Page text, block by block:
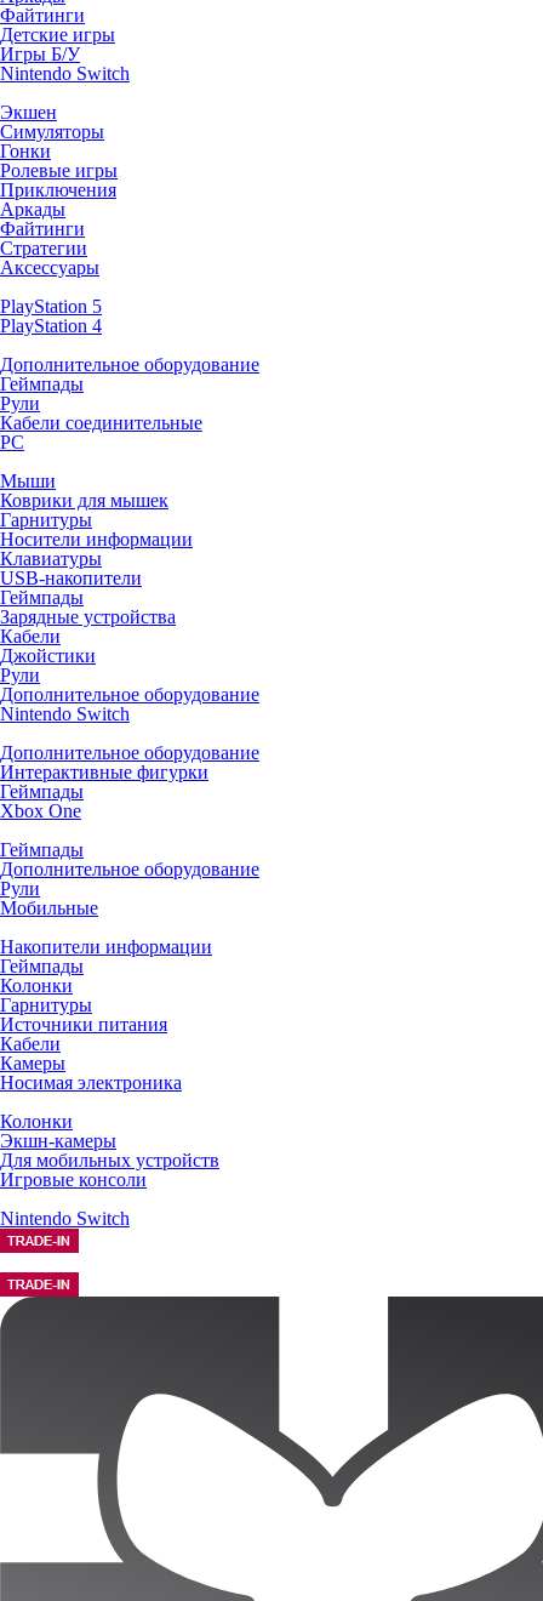
Файтинги
Детские игры
Игры Б/У
Nintendo Switch
Экшен
Симуляторы
Гонки
Ролевые игры
Приключения
Аркады
Файтинги
Стратегии
Аксессуары
PlayStation 5
PlayStation 4
Дополнительное оборудование
Геймпады
Рули
Кабели соединительные
PC
Мыши
Коврики для мышек
Гарнитуры
Носители информации
Клавиатуры
USB-накопители
Геймпады
Зарядные устройства
Кабели
Джойстики
Рули
Дополнительное оборудование
Nintendo Switch
Дополнительное оборудование
Интерактивные фигурки
Геймпады
Xbox One
Геймпады
Дополнительное оборудование
Рули
Мобильные
Накопители информации
Геймпады
Колонки
Гарнитуры
Источники питания
Кабели
Камеры
Носимая электроника
Колонки
Экшн-камеры
Для мобильных устройств
Игровые консоли
Nintendo Switch